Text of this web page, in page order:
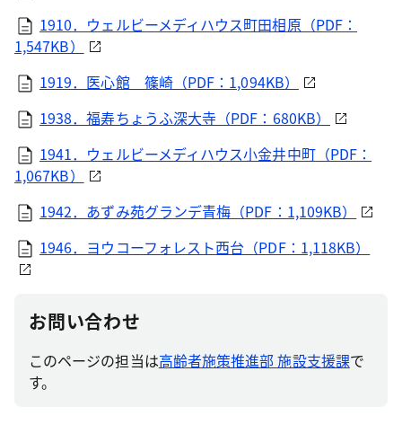
1910．ウェルビーメディハウス町田相原（PDF：
1,547KB）
1919．医心館 篠崎（PDF：1,094KB）
1938．福寿ちょうふ深大寺（PDF：680KB）
1941．ウェルビーメディハウス小金井中町（PDF：
1,067KB）
1942．あずみ苑グランデ青梅（PDF：1,109KB）
1946．ヨウコーフォレスト西台（PDF：1,118KB）
お問い合わせ
このページの担当は高齢者施策推進部 施設支援課で
す。